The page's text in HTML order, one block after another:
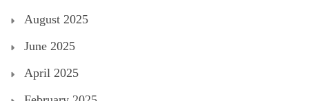
August 2025
June 2025
April 2025